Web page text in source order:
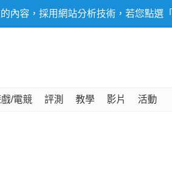
內容，採用網站分析技術，若您點選
/電競 評測 教學 影片 活動